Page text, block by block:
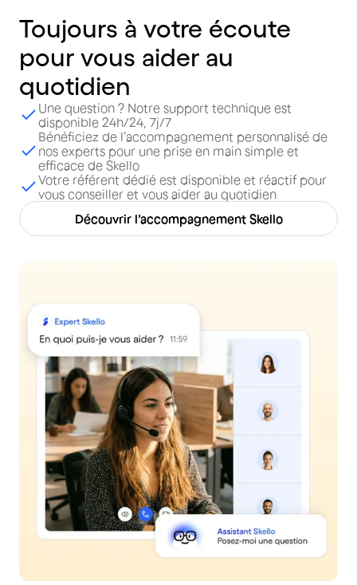
Toujours à votre écoute
pour vous aider au
quotidien
Une question ? Notre support technique est
disponible 24h/24, 7j/7
Bénéficiez de l’accompagnement personnalisé de
nos experts pour une prise en main simple et
efficace de Skello
Votre référent dédié est disponible et réactif pour
vous conseiller et vous aider au quotidien
Découvrir l'accompagnement Skello